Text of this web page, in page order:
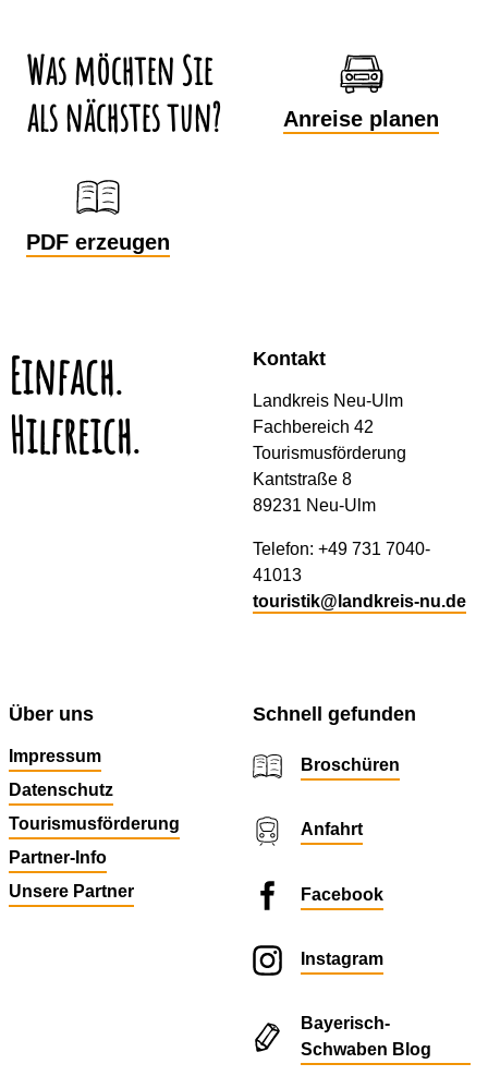
Was möchten Sie
als nächstes tun?
Anreise planen
PDF erzeugen
Einfach.
Hilfreich.
Kontakt
Landkreis Neu-Ulm
Fachbereich 42
Tourismusförderung
Kantstraße 8
89231 Neu-Ulm
Telefon: +49 731 7040-
41013
touristik@landkreis-nu.de
Über uns
Impressum
Datenschutz
Tourismusförderung
Partner-Info
Unsere Partner
Schnell gefunden
Broschüren
Anfahrt
Facebook
Instagram
Bayerisch-
Schwaben Blog